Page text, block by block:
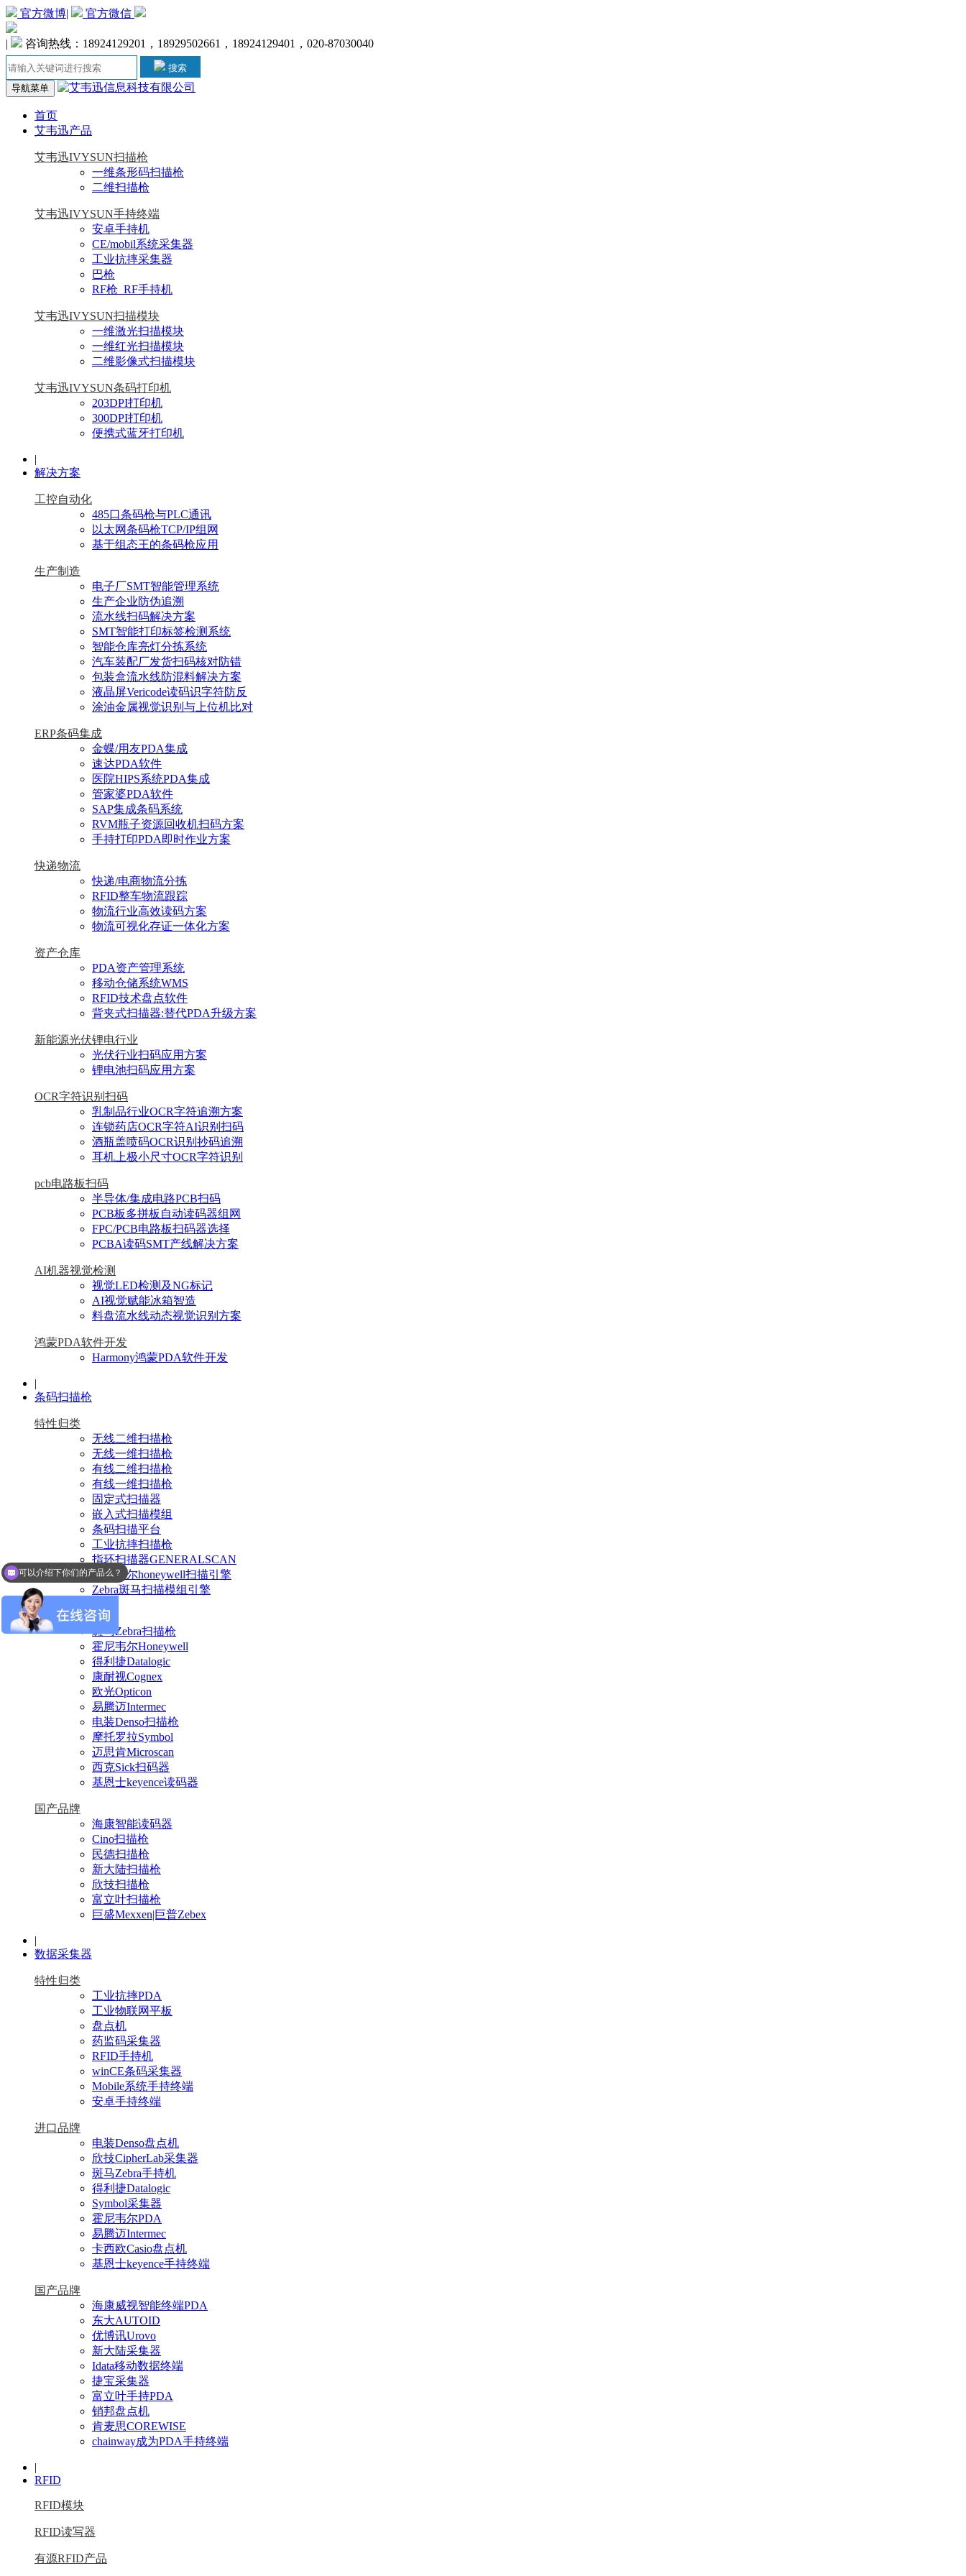
官方微博| 官方微信
| 咨询热线：18924129201，18929502661，18924129401，020-87030040
搜索
导航菜单
首页
艾韦迅产品
艾韦迅IVYSUN扫描枪
一维条形码扫描枪
二维扫描枪
艾韦迅IVYSUN手持终端
安卓手持机
CE/mobil系统采集器
工业抗摔采集器
巴枪
RF枪_RF手持机
艾韦迅IVYSUN扫描模块
一维激光扫描模块
一维红光扫描模块
二维影像式扫描模块
艾韦迅IVYSUN条码打印机
203DPI打印机
300DPI打印机
便携式蓝牙打印机
|
解决方案
工控自动化
485口条码枪与PLC通讯
以太网条码枪TCP/IP组网
基于组态王的条码枪应用
生产制造
电子厂SMT智能管理系统
生产企业防伪追溯
流水线扫码解决方案
SMT智能打印标签检测系统
智能仓库亮灯分拣系统
汽车装配厂发货扫码核对防错
包装盒流水线防混料解决方案
液晶屏Vericode读码识字符防反
涂油金属视觉识别与上位机比对
ERP条码集成
金蝶/用友PDA集成
速达PDA软件
医院HIPS系统PDA集成
管家婆PDA软件
SAP集成条码系统
RVM瓶子资源回收机扫码方案
手持打印PDA即时作业方案
快递物流
快递/电商物流分拣
RFID整车物流跟踪
物流行业高效读码方案
物流可视化存证一体化方案
资产仓库
PDA资产管理系统
移动仓储系统WMS
RFID技术盘点软件
背夹式扫描器:替代PDA升级方案
新能源光伏锂电行业
光伏行业扫码应用方案
锂电池扫码应用方案
OCR字符识别扫码
乳制品行业OCR字符追溯方案
连锁药店OCR字符AI识别扫码
酒瓶盖喷码OCR识别抄码追溯
耳机上极小尺寸OCR字符识别
pcb电路板扫码
半导体/集成电路PCB扫码
PCB板多拼板自动读码器组网
FPC/PCB电路板扫码器选择
PCBA读码SMT产线解决方案
AI机器视觉检测
视觉LED检测及NG标记
AI视觉赋能冰箱智造
料盘流水线动态视觉识别方案
鸿蒙PDA软件开发
Harmony鸿蒙PDA软件开发
|
条码扫描枪
特性归类
无线二维扫描枪
无线一维扫描枪
有线二维扫描枪
有线一维扫描枪
固定式扫描器
嵌入式扫描模组
条码扫描平台
工业抗摔扫描枪
指环扫描器GENERALSCAN
霍尼韦尔honeywell扫描引擎
Zebra斑马扫描模组引擎
进口品牌
斑马Zebra扫描枪
霍尼韦尔Honeywell
得利捷Datalogic
康耐视Cognex
欧光Opticon
易腾迈Intermec
电装Denso扫描枪
摩托罗拉Symbol
迈思肯Microscan
西克Sick扫码器
基恩士keyence读码器
国产品牌
海康智能读码器
Cino扫描枪
民德扫描枪
新大陆扫描枪
欣技扫描枪
富立叶扫描枪
巨盛Mexxen|巨普Zebex
|
数据采集器
特性归类
工业抗摔PDA
工业物联网平板
盘点机
药监码采集器
RFID手持机
winCE条码采集器
Mobile系统手持终端
安卓手持终端
进口品牌
电装Denso盘点机
欣技CipherLab采集器
斑马Zebra手持机
得利捷Datalogic
Symbol采集器
霍尼韦尔PDA
易腾迈Intermec
卡西欧Casio盘点机
基恩士keyence手持终端
国产品牌
海康威视智能终端PDA
东大AUTOID
优博讯Urovo
新大陆采集器
Idata移动数据终端
捷宝采集器
富立叶手持PDA
销邦盘点机
肯麦思COREWISE
chainway成为PDA手持终端
|
RFID
RFID模块
RFID读写器
有源RFID产品
可以介绍下你们的产品么？